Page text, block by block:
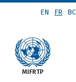
principal
EN FR